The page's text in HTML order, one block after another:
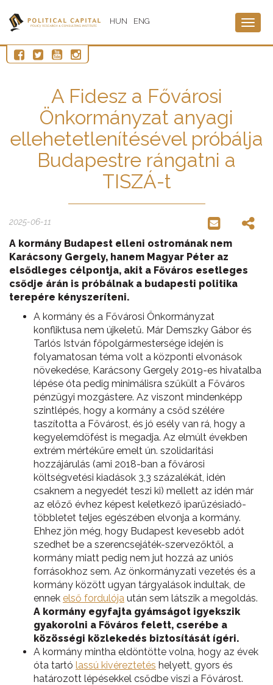
HUN ENG
A Fidesz a Fővárosi
Önkormányzat anyagi
ellehetetlenítésével próbálja
Budapestre rángatni a
TISZÁ-t
2025-06-11
A kormány Budapest elleni ostromának nem
Karácsony Gergely, hanem Magyar Péter az
elsődleges célpontja, akit a Főváros esetleges
csődje árán is próbálnak a budapesti politika
terepére kényszeríteni.
A kormány és a Fővárosi Önkormányzat
konfliktusa nem újkeletű. Már Demszky Gábor és
Tarlós István főpolgármestersége idején is
folyamatosan téma volt a központi elvonások
növekedése, Karácsony Gergely 2019-es hivatalba
lépése óta pedig minimálisra szűkült a Főváros
pénzügyi mozgástere. Az viszont mindenképp
szintlépés, hogy a kormány a csőd szélére
taszította a Fővárost, és jó esély van rá, hogy a
kegyelemdöfést is megadja. Az elmúlt években
extrém mértékűre emelt ún. szolidaritási
hozzájárulás (ami 2018-ban a fővárosi
költségvetési kiadások 3,3 százalékát, idén
csaknem a negyedét teszi ki) mellett az idén már
az előző évhez képest keletkező iparűzésiadó-
többletet teljes egészében elvonja a kormány.
Ehhez jön még, hogy Budapest kevesebb adót
szedhet be a szerencsejáték-szervezőktől, a
kormány miatt pedig nem jut hozzá az uniós
forrásokhoz sem. Az önkormányzati vezetés és a
kormány között ugyan tárgyalások indultak, de
ennek első fordulója után sem látszik a megoldás.
A kormány egyfajta gyámságot igyekszik
gyakorolni a Főváros felett, cserébe a
közösségi közlekedés biztosítását ígéri.
A kormány mintha eldöntötte volna, hogy az évek
óta tartó lassú kivéreztetés helyett, gyors és
határozott lépésekkel csődbe viszi a Fővárost.